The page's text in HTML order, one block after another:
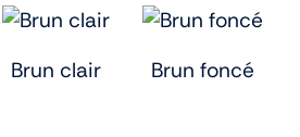
Brun clair Brun foncé